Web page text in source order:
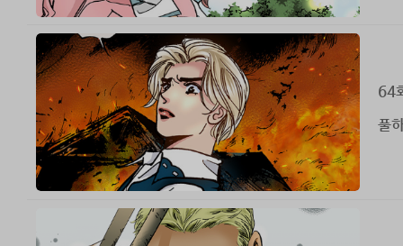
64
풀